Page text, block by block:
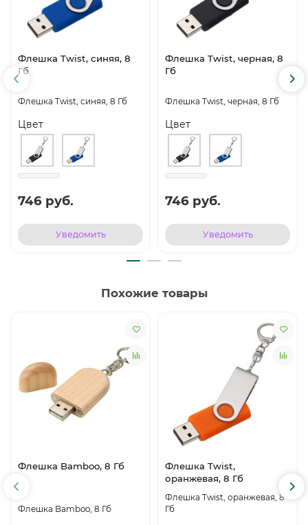
Флешка Twist, синяя, 8
Гб
Флешка Twist, синяя, 8 Гб
Цвет
746 руб.
Уведомить
Флешка Twist, черная, 8
Гб
Флешка Twist, черная, 8 Гб
Цвет
746 руб.
Уведомить
Похожие товары
Флешка Bamboo, 8 Гб
Флешка Bamboo, 8 Гб
Флешка Twist,
оранжевая, 8 Гб
Флешка Twist, оранжевая, 8
Гб